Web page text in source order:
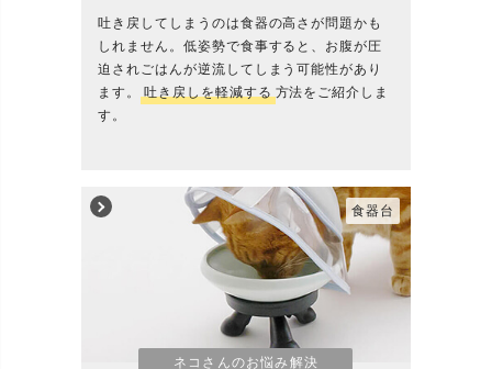
吐き戻してしまうのは食器の高さが問題かも
しれません。低姿勢で食事すると、お腹が圧
迫されごはんが逆流してしまう可能性があり
ます。
吐き戻しを軽減する 方法をご紹介しま
す。
ネコさんのお悩み解決
食器台